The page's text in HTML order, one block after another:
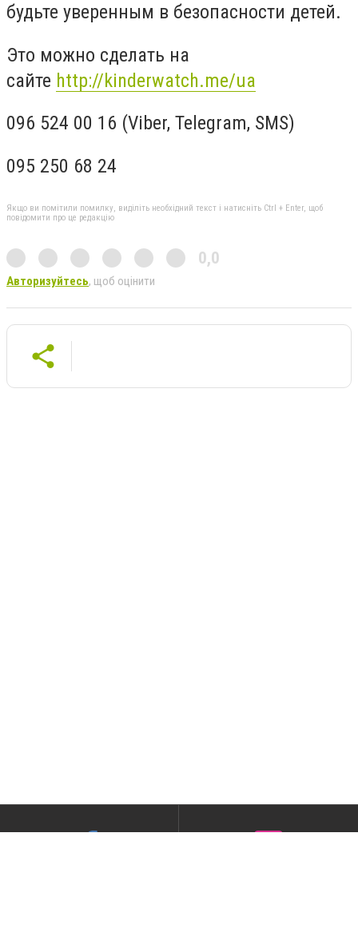
будьте уверенным в безопасности детей.
Это можно сделать на
сайте http://kinderwatch.me/ua
096 524 00 16 (Viber, Telegram, SMS)
095 250 68 24
Якщо ви помітили помилку, виділіть необхідний текст і натисніть Ctrl + Enter, щоб
повідомити про це редакцію
0,0
Авторизуйтесь, щоб оцінити